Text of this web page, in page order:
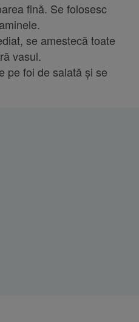
fină. Se folosesc
se amestecă toate
vasul.
pe foi de salată și se